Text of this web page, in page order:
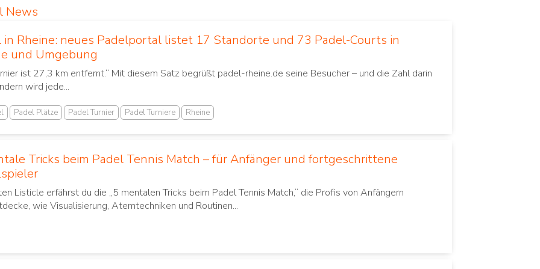
News
in Rheine: neues Padelportal listet 17 Standorte und 73 Padel-Courts in
und Umgebung
ist 27,3 km entfernt.“ Mit diesem Satz begrüßt padel-rheine.de seine Besucher – und die Zahl darin
wird jede...
Padel Plätze Padel Turnier Padel Turniere Rheine
Tricks beim Padel Tennis Match – für Anfänger und fortgeschrittene
Listicle erfährst du die „5 mentalen Tricks beim Padel Tennis Match,“ die Profis von Anfängern
wie Visualisierung, Atemtechniken und Routinen...